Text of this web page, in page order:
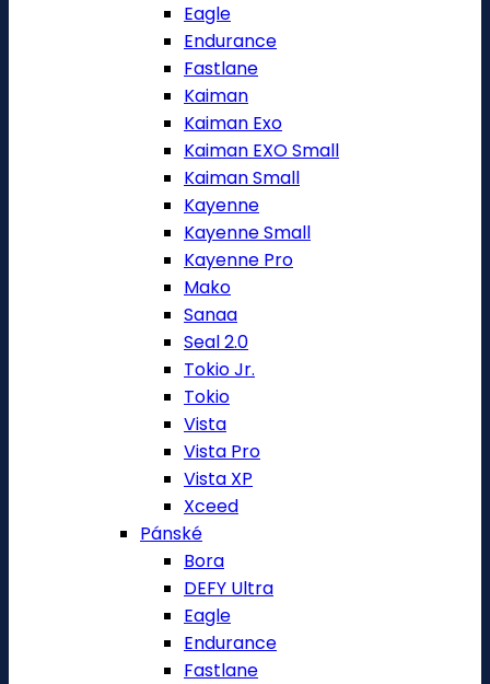
Eagle
Endurance
Fastlane
Kaiman
Kaiman Exo
Kaiman EXO Small
Kaiman Small
Kayenne
Kayenne Small
Kayenne Pro
Mako
Sanaa
Seal 2.0
Tokio Jr.
Tokio
Vista
Vista Pro
Vista XP
Xceed
Pánské
Bora
DEFY Ultra
Eagle
Endurance
Fastlane